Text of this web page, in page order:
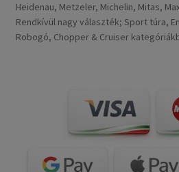
Heidenau, Metzeler, Michelin, Mitas,
Rendkívül nagy választék; Sport túra,
Robogó, Chopper & Cruiser